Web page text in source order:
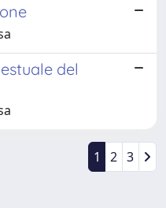
del
1 2 3